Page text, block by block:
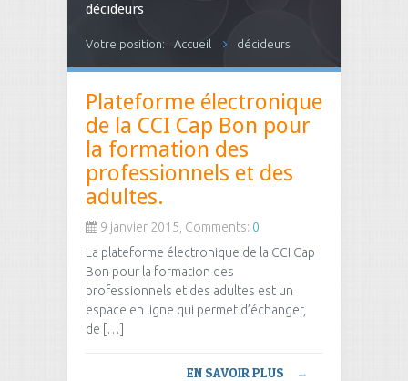
décideurs
Votre position: Accueil décideurs
Plateforme électronique
de la CCI Cap Bon pour
la formation des
professionnels et des
adultes.
9 janvier 2015, Comments: 0
La plateforme électronique de la CCI Cap
Bon pour la formation des
professionnels et des adultes est un
espace en ligne qui permet d’échanger,
de […]
EN SAVOIR PLUS →